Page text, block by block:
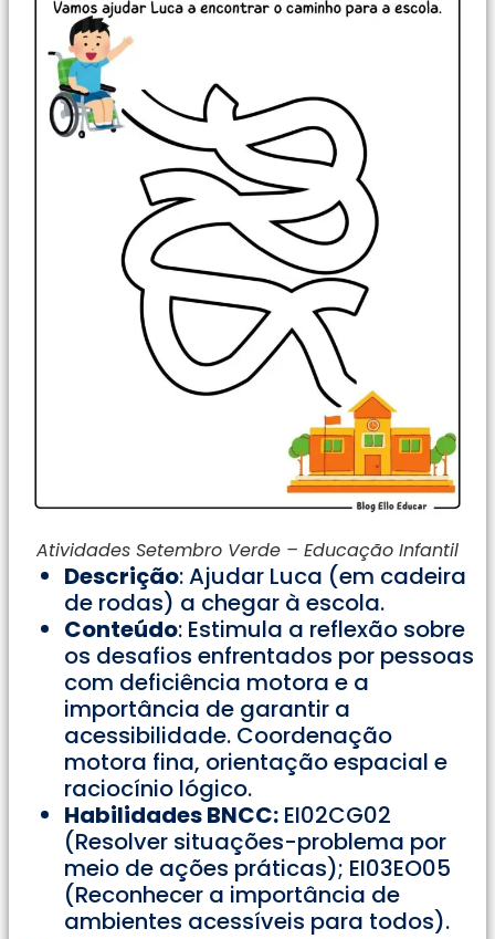
Atividades Setembro Verde – Educação Infantil
Descrição: Ajudar Luca (em cadeira
de rodas) a chegar à escola.
Conteúdo: Estimula a reflexão sobre
os desafios enfrentados por pessoas
com deficiência motora e a
importância de garantir a
acessibilidade. Coordenação
motora fina, orientação espacial e
raciocínio lógico.
Habilidades BNCC: EI02CG02
(Resolver situações-problema por
meio de ações práticas); EI03EO05
(Reconhecer a importância de
ambientes acessíveis para todos).